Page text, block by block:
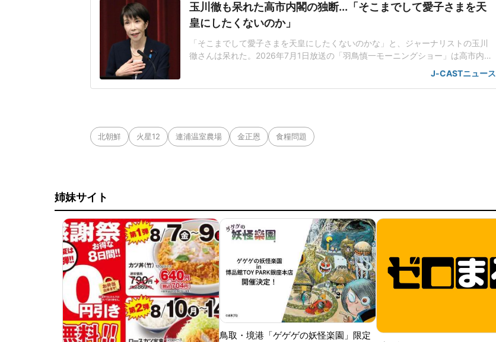
玉川徹も呆れた高市内閣の独断...「そこまでして愛子さまを天
皇にしたくないのか」
「そこまでして愛子さまを天皇にしたくないのかな」と、ジャーナリストの玉川
徹さんは呆れた。2026年7月1日放送の「羽鳥慎一モーニングショー」は高市内閣
が閣議決定した皇室典範改正案について、立法府の総意に基づいていないだけで
なく、国民の総意にも沿っていないんじゃないかと取り上げた。「将来、他国が
J-CASTニュース
北朝鮮 火星12 連浦温室農場 金正恩 食糧問題
姉妹サイト
鳥取・境港「ゲゲゲの妖怪楽園」限定